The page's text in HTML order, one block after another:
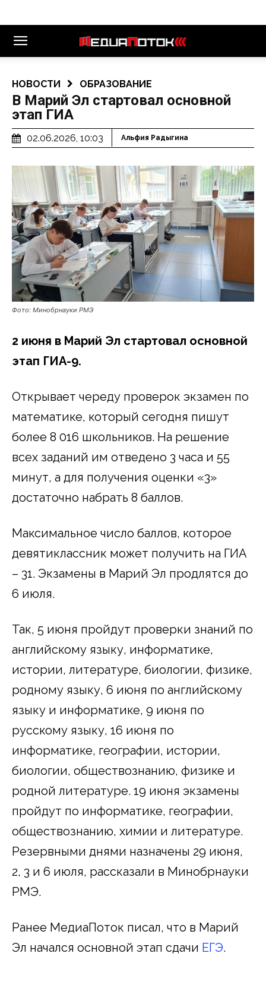
НОВОСТИ ОБРАЗОВАНИЕ
В Марий Эл стартовал основной
этап ГИА
02.06.2026, 10:03 Альфия Радыгина
Фото: Минобрнауки РМЭ
2 июня в Марий Эл стартовал основной
этап ГИА-9.
Открывает череду проверок экзамен по
математике, который сегодня пишут
более 8 016 школьников. На решение
всех заданий им отведено 3 часа и 55
минут, а для получения оценки «3»
достаточно набрать 8 баллов.
Максимальное число баллов, которое
девятиклассник может получить на ГИА
– 31. Экзамены в Марий Эл продлятся до
6 июля.
Так, 5 июня пройдут проверки знаний по
английскому языку, информатике,
истории, литературе, биологии, физике,
родному языку, 6 июня по английскому
языку и информатике, 9 июня по
русскому языку, 16 июня по
информатике, географии, истории,
биологии, обществознанию, физике и
родной литературе. 19 июня экзамены
пройдут по информатике, географии,
обществознанию, химии и литературе.
Резервными днями назначены 29 июня,
2, 3 и 6 июля, рассказали в Минобрнауки
РМЭ.
Ранее МедиаПоток писал, что в Марий
Эл начался основной этап сдачи ЕГЭ.